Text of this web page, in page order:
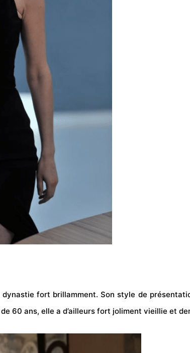
dynastie fort brillamment.Son style de
de 60 ans, elle a d’ailleurs fort joliment vieillie et